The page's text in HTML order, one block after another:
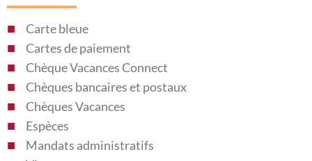
Carte bleue
Cartes de paiement
Chèque Vacances Connect
Chèques bancaires et postaux
Chèques Vacances
Espèces
Mandats administratifs